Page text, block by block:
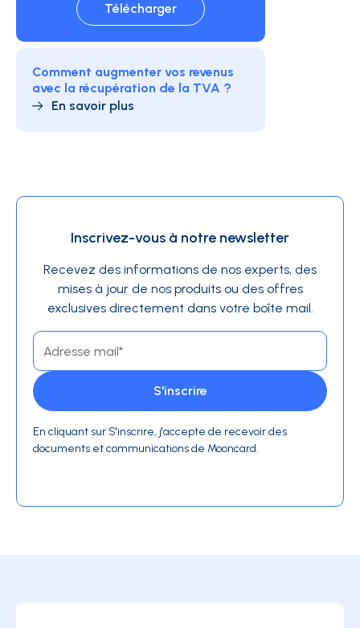
Télécharger
Comment augmenter vos revenus
avec la récupération de la TVA ?
En savoir plus
Inscrivez-vous à notre newsletter
Recevez des informations de nos experts, des
mises à jour de nos produits ou des offres
exclusives directement dans votre boîte mail.
En cliquant sur S'inscrire, j'accepte de recevoir des
documents et communications de Mooncard.